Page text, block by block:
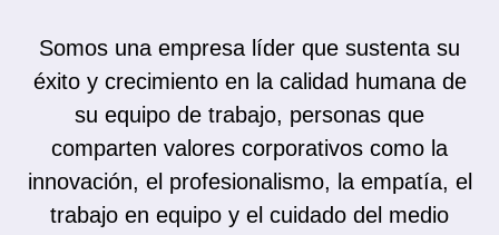
Somos una empresa líder que sustenta su
éxito y crecimiento en la calidad humana de
su equipo de trabajo, personas que
comparten valores corporativos como la
innovación, el profesionalismo, la empatía, el
trabajo en equipo y el cuidado del medio